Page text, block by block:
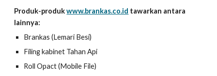
Produk-produkwww.brankas.co.id tawarkan antara
lainnya:
Brankas (Lemari Besi)
Filing kabinet Tahan Api
Roll Opact (Mobile File)